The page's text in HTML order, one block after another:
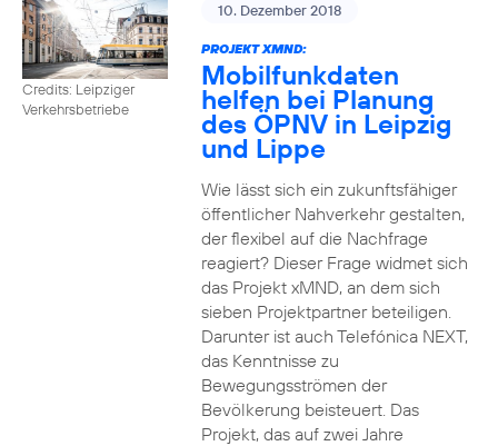
Credits: Leipziger
Verkehrsbetriebe
10. Dezember 2018
PROJEKT XMND:
Mobilfunkdaten
helfen bei Planung
des ÖPNV in Leipzig
und Lippe
Wie lässt sich ein zukunftsfähiger
öffentlicher Nahverkehr gestalten,
der flexibel auf die Nachfrage
reagiert? Dieser Frage widmet sich
das Projekt xMND, an dem sich
sieben Projektpartner beteiligen.
Darunter ist auch Telefónica NEXT,
das Kenntnisse zu
Bewegungsströmen der
Bevölkerung beisteuert. Das
Projekt, das auf zwei Jahre